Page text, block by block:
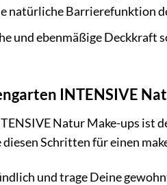
natürliche Barrierefunktion
und ebenmäßige Deckkraft
INTENSIVE
Natur Make-ups ist
Schritten für einen
und trage Deine